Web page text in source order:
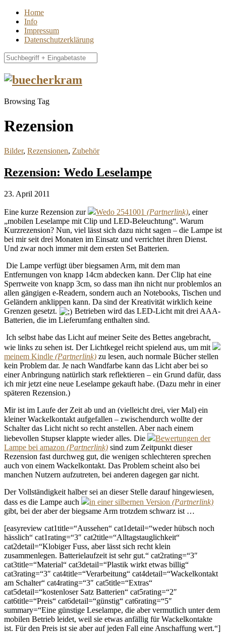
Home
Info
Impressum
Datenschutzerklärung
Browsing Tag
Rezension
Bilder, Rezensionen, Zubehör
Rezension: Wedo Leselampe
23. April 2011
Eine kurze Rezension zur Wedo 2541001
, einer
„mobilen Leselampe mit Clip und LED-Beleuchtung“. Warum
Kurzrezension? Nun, viel lässt sich dazu nicht sagen – die Lampe ist
bei mir seit drei Monaten im Einsatz und verrichtet ihren Dienst.
Und zwar noch immer mit dem ersten Set Batterien.
Die Lampe verfügt über biegsamen Arm, mit dem man
Entfernungen von knapp 14cm abdecken kann. Der Clip hat eine
Sperrweite von knapp 3cm, so dass man ihn nicht nur problemlos an
allen gängigen e-Readern, sondern auch an Notebooks, Tischen und
Geländern anklippen kann. Da sind der Kreativität wirklich keine
Grenzen gesetzt.
Betrieben wird das LED-Licht mit drei AAA-
Batterien, die im Lieferumfang enthalten sind.
Ich selbst habe das Licht auf meiner Seite des Bettes angebracht,
wie links zu sehen ist. Der Lichtkegel reicht spielend aus, um mit
meinem Kindle
zu lesen, auch normale Bücher stellen
kein Problem dar. Je nach Wandfarbe kann das Licht aber bei so
einer Anbringung natürlich stark reflektieren – ein Grund dafür, dass
ich mir jetzt eine neue Leselampe gekauft habe. (Dazu mehr in einer
späteren Rezension.)
Mir ist im Laufe der Zeit ab und an (vielleicht drei, vier Mal) ein
kleiner Wackelkontakt aufgefallen – zwischendurch wollte der
Schalter das Licht nicht so recht anstellen. Aber nach einem
liebevollen Stupser klappte wieder alles. Die
Bewertungen der
Lampe bei amazon
sind zum Zeitpunkt dieser
Rezension fast durchweg gut, die wenigen schlechteren sprechen
auch von einem Wackelkontakt. Das Problem scheint also bei
manchen Nutzern aufzutreten, bei anderen dagegen gar nicht.
Der Vollständigkeit halber sei an dieser Stelle darauf hingewiesen,
dass es die Lampe auch
in einer silbernen Version
gibt, bei der aber der biegsame Arm trotzdem schwarz ist …
[easyreview cat1title=“Aussehen“ cat1detail=“weder hübsch noch
hässlich“ cat1rating=“3″ cat2title=“Alltagstauglichkeit“
cat2detail=“Klobiger Fuss, aber lässt sich recht klein
zusammenlegen. Batterielaufzeit ist sehr gut.“ cat2rating=“3″
cat3title=“Material“ cat3detail=“Plastik wirkt etwas billig“
cat3rating=“3″ cat4title=“Verarbeitung“ cat4detail=“Wackelkontakt
am Schalter“ cat4rating=“3″ cat5title=“Extras“
cat5detail=“kostenloser Satz Batterien“ cat5rating=“2″
cat6title=“Preis“ cat6detail=“günstig“ cat6rating=“5″
summary=“Eine günstige Leselampe, die aber vermutlich unter dem
mobilen Betrieb leidet, weil sie etwas anfällig für Wackelkontakte
ist. Für den Preis ist sie aber auf jeden Fall eine Anschaffung wert.“]